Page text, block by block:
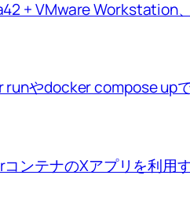
+ VMware Workstation
runやdocker compose up
ンテナのXアプリを利用